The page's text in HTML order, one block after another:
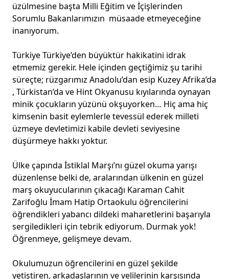
üzülmesine başta Milli Eğitim ve İçişlerinden
Sorumlu Bakanlarımızın müsaade etmeyeceğine
inanıyorum.
Türkiye Türkiye’den büyüktür hakikatini idrak
etmemiz gerekir. Hele içinden geçtiğimiz şu tarihi
süreçte; rüzgarımız Anadolu’dan esip Kuzey Afrika’da
, Türkistan’da ve Hint Okyanusu kıyılarında oynayan
minik çocukların yüzünü okşuyorken… Hiç ama hiç
kimsenin basit eylemlerle tevessül ederek milleti
üzmeye devletimizi kabile devleti seviyesine
düşürmeye hakkı yoktur.
Ülke çapında İstiklal Marşı’nı güzel okuma yarışı
düzenlense belki de, aralarından ülkenin en güzel
marş okuyucularının çıkacağı Karaman Cahit
Zarifoğlu İmam Hatip Ortaokulu öğrencilerini
öğrendikleri yabancı dildeki maharetlerini başarıyla
sergiledikleri için tebrik ediyorum. Durmak yok!
Öğrenmeye, gelişmeye devam.
Okulumuzun öğrencilerini en güzel şekilde
yetiştiren, arkadaşlarının ve velilerinin karşısında